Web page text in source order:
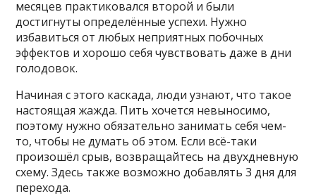
месяцев практиковался второй и были
достигнуты определённые успехи. Нужно
избавиться от любых неприятных побочных
эффектов и хорошо себя чувствовать даже в дни
голодовок.
Начиная с этого каскада, люди узнают, что такое
настоящая жажда. Пить хочется невыносимо,
поэтому нужно обязательно занимать себя чем-
то, чтобы не думать об этом. Если всё-таки
произошёл срыв, возвращайтесь на двухдневную
схему. Здесь также возможно добавлять 3 дня для
перехода.